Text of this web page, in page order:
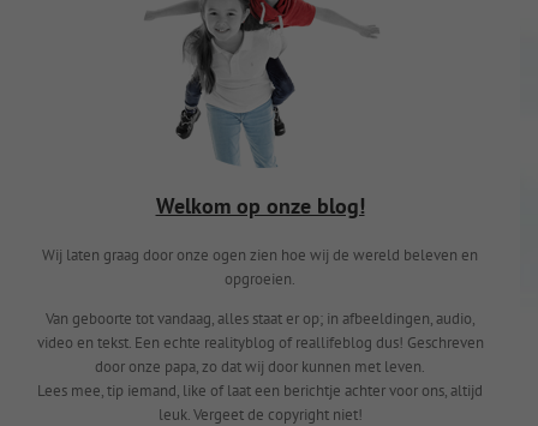
Welkom op onze blog!
Wij laten graag door onze ogen zien hoe wij de wereld beleven en
opgroeien.
Van geboorte tot vandaag, alles staat er op; in afbeeldingen, audio,
video en tekst. Een echte realityblog of reallifeblog dus! Geschreven
door onze papa, zo dat wij door kunnen met leven.
Lees mee, tip iemand, like of laat een berichtje achter voor ons, altijd
leuk. Vergeet de copyright niet!